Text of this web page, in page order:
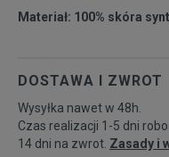
Materiał: 100% skóra
DOSTAWA I ZWROT
Wysyłka nawet w 48h.
Czas realizacji 1-5 dni
14 dni na zwrot. Zasady i